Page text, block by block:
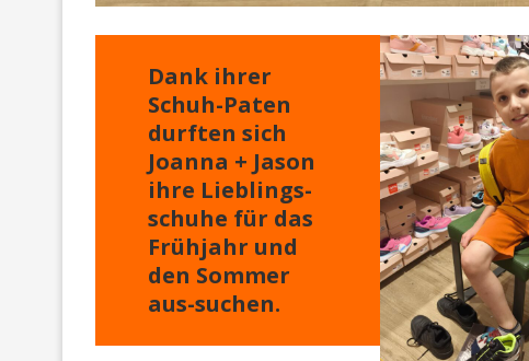
Dank ihrer
Schuh-Paten
durften sich
Joanna + Jason
ihre Lieblings-
schuhe für das
Frühjahr und
den Sommer
aus-suchen.